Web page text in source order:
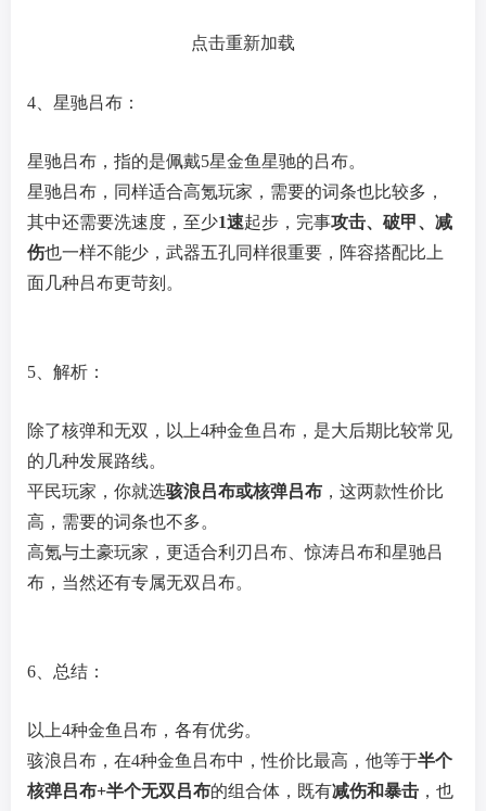
点击重新加载
4、星驰吕布：
星驰吕布，指的是佩戴5星金鱼星驰的吕布。
星驰吕布，同样适合高氪玩家，需要的词条也比较多，
其中还需要洗速度，至少1速起步，完事攻击、破甲、减
伤也一样不能少，武器五孔同样很重要，阵容搭配比上
面几种吕布更苛刻。
5、解析：
除了核弹和无双，以上4种金鱼吕布，是大后期比较常见
的几种发展路线。
平民玩家，你就选骇浪吕布或核弹吕布 ，这两款性价比
高，需要的词条也不多。
高氪与土豪玩家，更适合利刃吕布、惊涛吕布和星驰吕
布，当然还有专属无双吕布。
6、总结：
以上4种金鱼吕布，各有优劣。
骇浪吕布，在4种金鱼吕布中，性价比最高，他等于半个
核弹吕布+半个无双吕布的组合体，既有减伤和暴击 ，也